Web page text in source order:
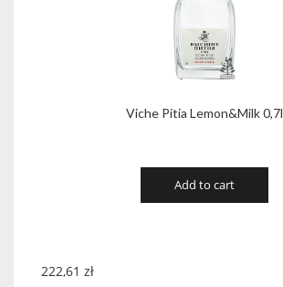
Viche Pitia Lemon&Milk 0,7l
Add to cart
222,61 zł